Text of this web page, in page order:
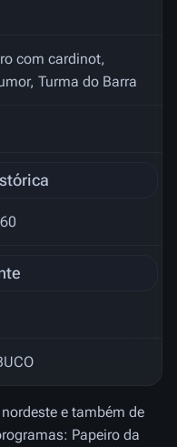
com cardinot,
Turma do Barra
e também de
Papeiro da